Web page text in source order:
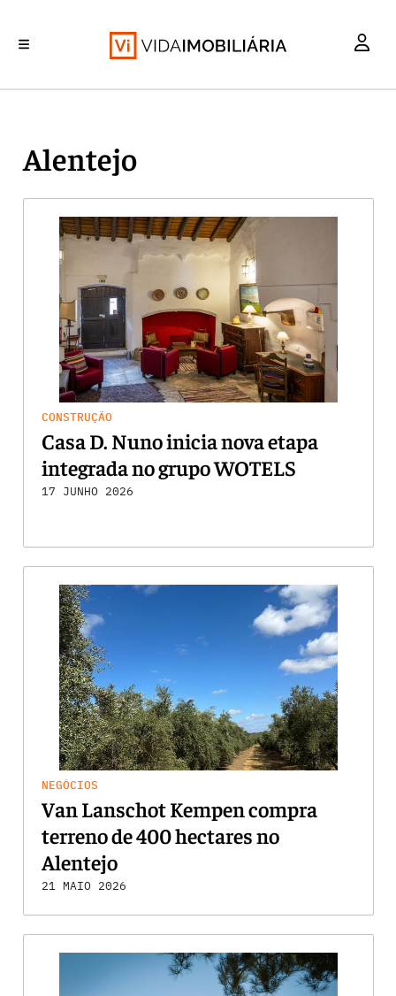
Alentejo
CONSTRUÇÃO
Casa D. Nuno inicia nova etapa
integrada no grupo WOTELS
17 JUNHO 2026
NEGÓCIOS
Van Lanschot Kempen compra
terreno de 400 hectares no
Alentejo
21 MAIO 2026